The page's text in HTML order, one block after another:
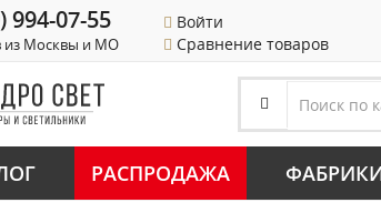
994-07-55
из Москвы и МО
Войти
Сравнение товаров
РАСПРОДАЖА